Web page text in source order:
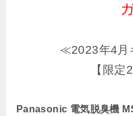
≪2023年4月
【限定
Panasonic 電気脱臭機